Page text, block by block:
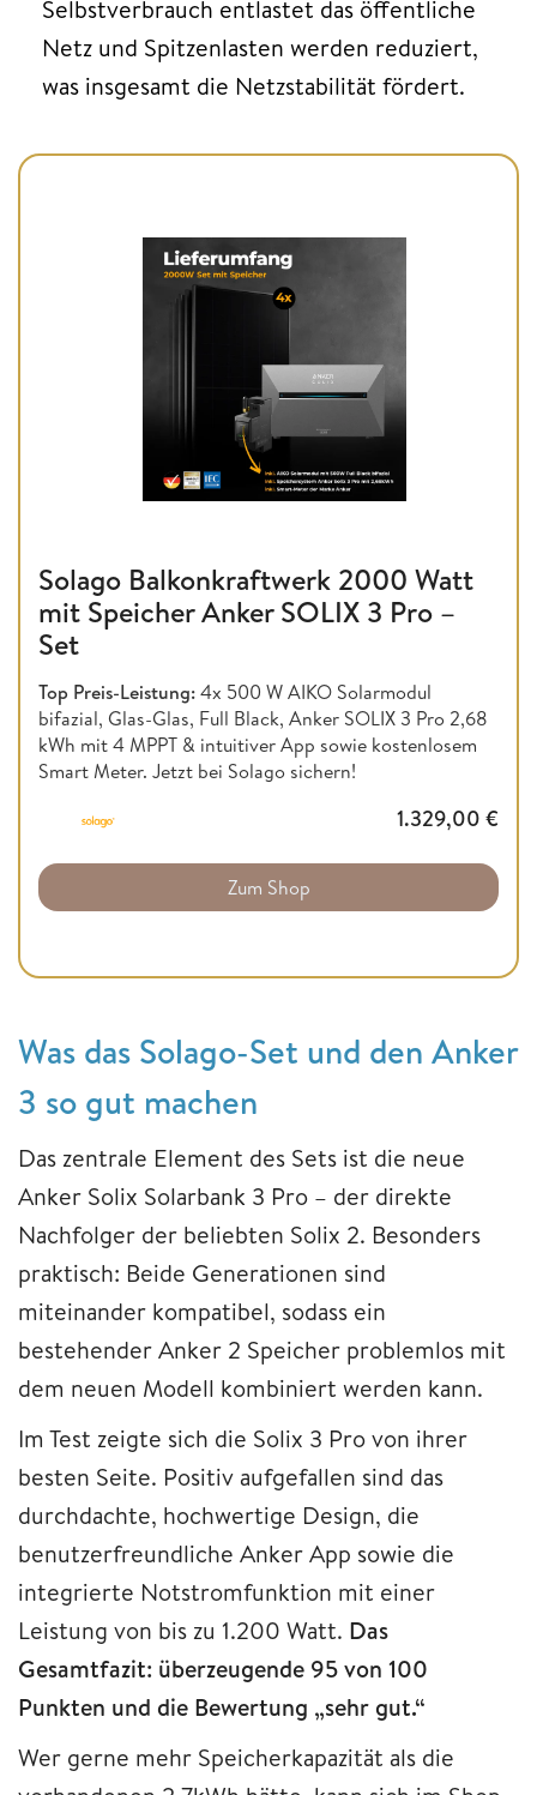
Selbstverbrauch entlastet das öffentliche
Netz und Spitzenlasten werden reduziert,
was insgesamt die Netzstabilität fördert.
Solago Balkonkraftwerk 2000 Watt
mit Speicher Anker SOLIX 3 Pro –
Set
Top Preis-Leistung:4x 500 W AIKO Solarmodul
bifazial, Glas-Glas, Full Black, Anker SOLIX 3 Pro 2,68
kWh mit 4 MPPT & intuitiver App sowie kostenlosem
Smart Meter. Jetzt bei Solago sichern!
1.329,00 €
Zum Shop
Was das Solago-Set und den Anker
3 so gut machen
Das zentrale Element des Sets ist die neue
Anker Solix Solarbank 3 Pro – der direkte
Nachfolger der beliebten Solix 2. Besonders
praktisch: Beide Generationen sind
miteinander kompatibel, sodass ein
bestehender Anker 2 Speicher problemlos mit
dem neuen Modell kombiniert werden kann.
Im Test zeigte sich die Solix 3 Pro von ihrer
besten Seite. Positiv aufgefallen sind das
durchdachte, hochwertige Design, die
benutzerfreundliche Anker App sowie die
integrierte Notstromfunktion mit einer
Leistung von bis zu 1.200 Watt. Das
Gesamtfazit: überzeugende 95 von 100
Punkten und die Bewertung „sehr gut.“
Wer gerne mehr Speicherkapazität als die